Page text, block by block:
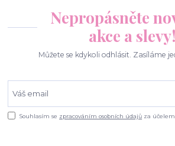
Nepropásněte
akce a slevy!
Můžete se kdykoli odhlásit. Zasíláme
Souhlasím se zpracováním osobních údajů za